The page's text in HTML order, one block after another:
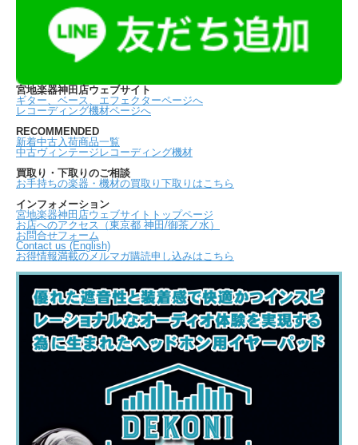
宮地楽器神田店ウェブサイト
ギター、ベース、エフェクターページへ
レコーディング機材ページへ
RECOMMENDED
新着中古入荷商品一覧
中古ヴィンテージレコーディング機材
買取り・下取りのご相談
お手持ちの楽器・機材の買取り下取りはこちら
インフォメーション
宮地楽器神田店ウェブサイトトップページ
お店へのアクセス（東京都 神田/御茶ノ水）
お問合せフォーム
Contact us (English)
お得情報満載のメルマガ購読申し込みはこちら